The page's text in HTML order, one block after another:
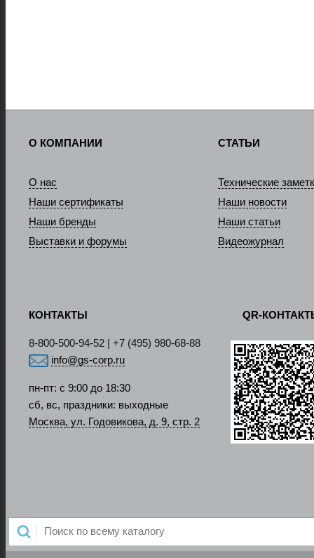
О КОМПАНИИ
О нас
Наши сертификаты
Наши бренды
Выставки и форумы
СТАТЬИ
Технические
Наши новости
Наши статьи
Видеожурнал
КОНТАКТЫ
8-800-500-94-52 | +7 (495) 980-68-88
info@gs-corp.ru
пн-пт: с 9:00 до 18:30
сб, вс, праздники: выходные
Москва, ул. Годовикова, д. 9, стр. 2
QR-